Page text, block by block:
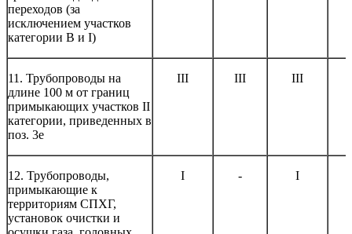
переходов (за
исключением участков
категории В и I)
11. Трубопроводы на
длине 100 м от границ
примыкающих участков II
категории, приведенных в
поз. 3е
III III III
12. Трубопроводы,
примыкающие к
территориям СПХГ,
установок очистки и
I - I